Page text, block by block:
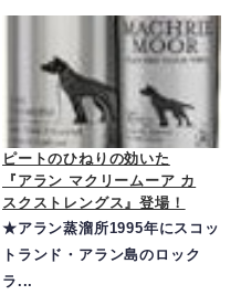
ピートのひねりの効いた
『アラン マクリームーア カ
スクストレングス』登場！
★アラン蒸溜所1995年にスコッ
トランド・アラン島のロック
ラ...